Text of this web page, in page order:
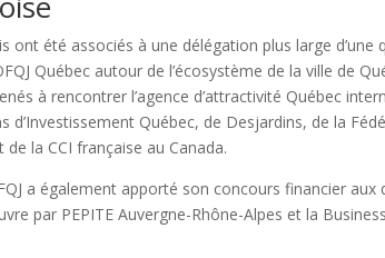
ont été associés à une délégation plus large
Québec autour de l’écosystème de la ville de
à rencontrer l’agence d’attractivité Québec
d’Investissement Québec, de Desjardins, de la
la CCI française au Canada.
a également apporté son concours financier
par PEPITE Auvergne-Rhône-Alpes et la